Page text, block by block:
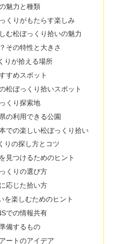
魅力と種類
くりがもたらす楽しみ
む松ぼっくり拾いの魅力
その特性と大きさ
りが拾える場所
すめスポット
松ぼっくり拾いスポット
くり探索地
の利用できる公園
での楽しい松ぼっくり拾い
りの探し方とコツ
見つけるためのヒント
くりの選び方
応じた拾い方
を楽しむためのヒント
での情報共有
備するもの
ートのアイデア